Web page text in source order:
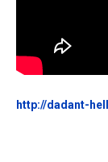
http://dadant-